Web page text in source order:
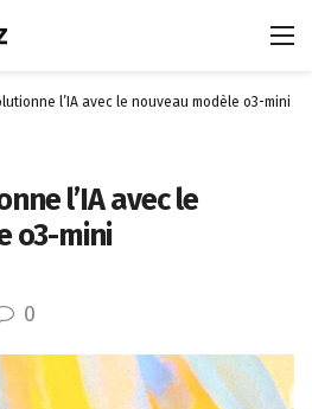
l’IA avec le nouveau modèle o3-mini
l’IA avec le
o3-mini
0